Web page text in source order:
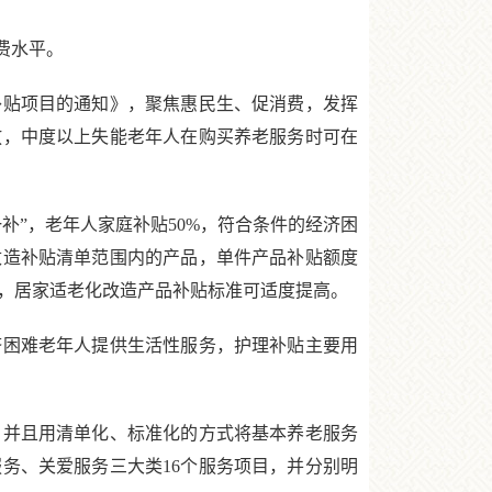
平。
目的通知》，聚焦惠民生、促消费，发挥
中度以上失能老年人在购买养老服务时可在
，老年人家庭补贴50%，符合条件的经济困
补贴清单范围内的产品，单件产品补贴额度
居家适老化改造产品补贴标准可适度提高。
老年人提供生活性服务，护理补贴主要用
用清单化、标准化的方式将基本养老服务
、关爱服务三大类16个服务项目，并分别明